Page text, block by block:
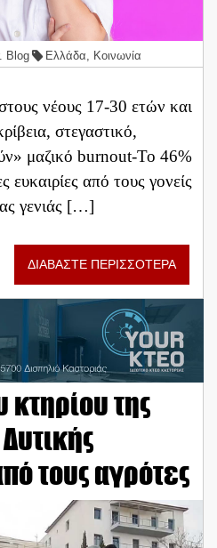
Blog Ελλάδα, Κοινωνία
νέους 17-30 ετών και
στεγαστικό,
μαζικό burnout-Το 46%
ευκαιρίες από τους γονείς
γενιάς […]
ΔΙΑΒΑΣΤΕ ΠΕΡΙΣΣΟΤΕΡΑ
της
τους αγρότες